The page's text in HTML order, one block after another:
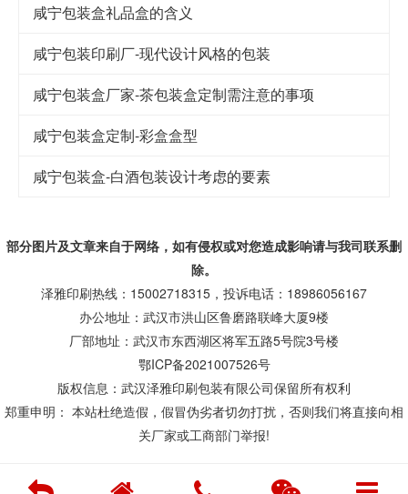
咸宁包装盒礼品盒的含义
咸宁包装印刷厂-现代设计风格的包装
咸宁包装盒厂家-茶包装盒定制需注意的事项
咸宁包装盒定制-彩盒盒型
咸宁包装盒-白酒包装设计考虑的要素
部分图片及文章来自于网络，如有侵权或对您造成影响请与我司联系删
除。
泽雅印刷热线：15002718315，投诉电话：18986056167
办公地址：武汉市洪山区鲁磨路联峰大厦9楼
厂部地址：武汉市东西湖区将军五路5号院3号楼
鄂ICP备2021007526号
版权信息：武汉泽雅印刷包装有限公司保留所有权利
郑重申明： 本站杜绝造假，假冒伪劣者切勿打扰，否则我们将直接向相
关厂家或工商部门举报!